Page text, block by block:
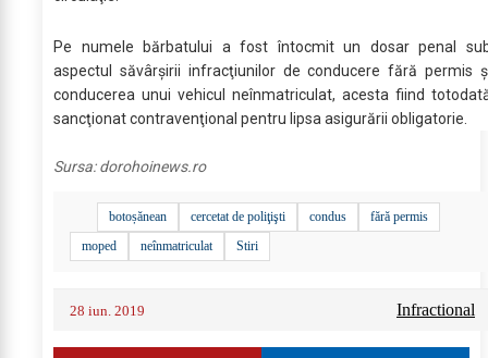
Pe numele bărbatului a fost întocmit un dosar penal
aspectul săvârşirii infracţiunilor de conducere fără permis
conducerea unui vehicul neînmatriculat, acesta fiind
sancţionat contravenţional pentru lipsa asigurării obligatorie.
Sursa:dorohoinews.ro
botoșănean cercetat de poliţişti condus
fără permis
moped
neînmatriculat Stiri
28 iun. 2019 Infractional